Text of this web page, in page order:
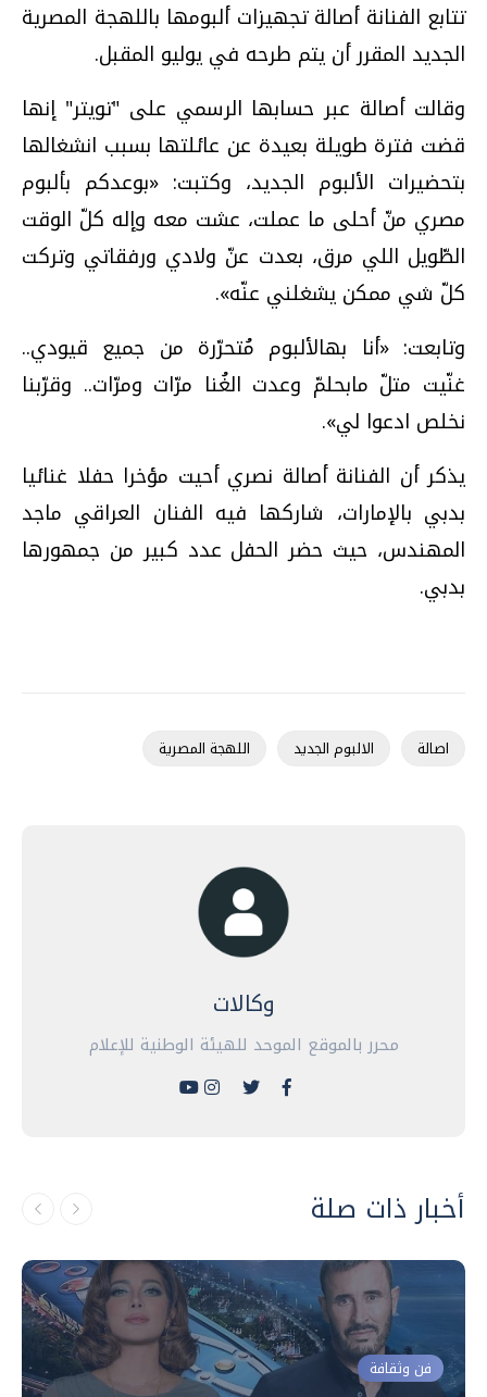
تتابع الفنانة أصالة تجهيزات ألبومها باللهجة المصرية
الجديد المقرر أن يتم طرحه في يوليو المقبل.
وقالت أصالة عبر حسابها الرسمي على "تويتر" إنها
قضت فترة طويلة بعيدة عن عائلتها بسبب انشغالها
بتحضيرات الألبوم الجديد، وكتبت: «‏بوعدكم بألبوم
مصري منّ أحلى ما عملت، عشت معه وإله كلّ الوقت
الطّويل اللي مرق، بعدت عنّ ولادي ورفقاتي وتركت
كلّ شي ممكن يشغلني عنّه».
وتابعت: «أنا بهالألبوم مُتحرّرة من جميع قيودي..
غنّيت متلّ مابحلمّ وعدت الغُنا مرّات ومرّات.. وقرّبنا
نخلص ادعوا لي».
يذكر أن الفنانة أصالة نصري أحيت مؤخرا حفلا غنائيا
بدبي بالإمارات، شاركها فيه الفنان العراقي ماجد
المهندس، حيث حضر الحفل عدد كبير من جمهورها
بدبي.
اصالة الالبوم الجديد اللهجة المصرية
وكالات
محرر بالموقع الموحد للهيئة الوطنية للإعلام
أخبار ذات صلة
فن وثقافة